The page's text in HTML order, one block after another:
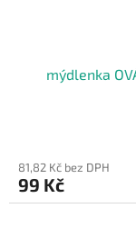
mýdlenka
81,82 Kč bez DPH
99 Kč